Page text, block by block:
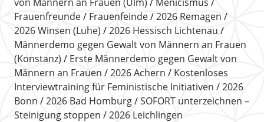
Frauenfreunde
Frauenfeinde
2026 Remagen
2026 Winsen (Luhe)
2026 Hessisch Lichtenau
Männerdemo gegen Gewalt von Männern an Frauen
(Konstanz)
Erste Männerdemo gegen Gewalt von
Männern an Frauen
2026 Achern
Kostenloses
Interviewtraining für Feministische Initiativen
2026
Bonn
2026 Bad Homburg
SOFORT unterzeichnen –
Steinigung stoppen
2026 Leichlingen